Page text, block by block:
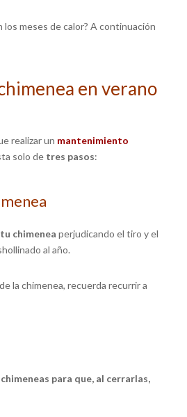
meses de calor? A continuación
en verano
realizar un mantenimiento
solo detres pasos:
chimenea perjudicando el tiro y el
al año.
la chimenea, recuerda recurrir a
para que, al cerrarlas,